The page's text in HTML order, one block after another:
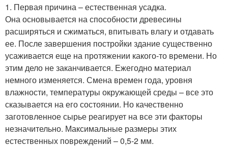
1. Первая причина – естественная усадка.
Она основывается на способности древесины
расширяться и сжиматься, впитывать влагу и отдавать
ее. После завершения постройки здание существенно
усаживается еще на протяжении какого-то времени. Но
этим дело не заканчивается. Ежегодно материал
немного изменяется. Смена времен года, уровня
влажности, температуры окружающей среды – все это
сказывается на его состоянии. Но качественно
заготовленное сырье реагирует на все эти факторы
незначительно. Максимальные размеры этих
естественных повреждений – 0,5-2 мм.